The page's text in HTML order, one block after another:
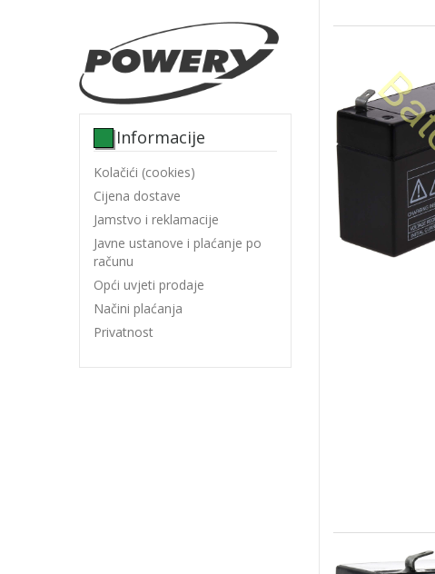
Informacije
Kolačići (cookies)
Cijena dostave
Jamstvo i reklamacije
Javne ustanove i plaćanje po
računu
Opći uvjeti prodaje
Načini plaćanja
Privatnost